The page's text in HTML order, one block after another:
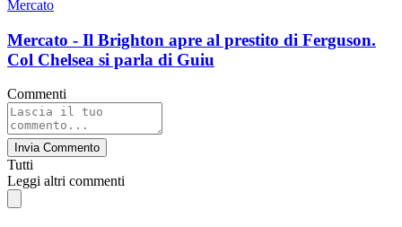
Mercato
Mercato - Il Brighton apre al prestito di Ferguson.
Col Chelsea si parla di Guiu
Commenti
Invia Commento
Tutti
Leggi altri commenti